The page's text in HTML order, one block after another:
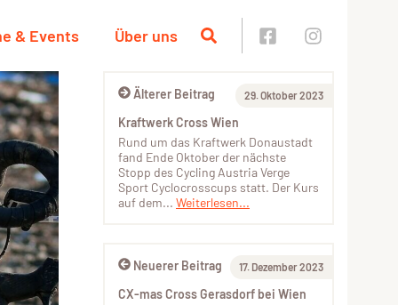
& Events Über uns
Älterer Beitrag 29. Oktober 2023
Kraftwerk Cross Wien
Rund um das Kraftwerk Donaustadt
fand Ende Oktober der nächste
Stopp des Cycling Austria Verge
Sport Cyclocrosscups statt. Der Kurs
auf dem... Weiterlesen...
Neuerer Beitrag 17. Dezember 2023
CX-mas Cross Gerasdorf bei Wien